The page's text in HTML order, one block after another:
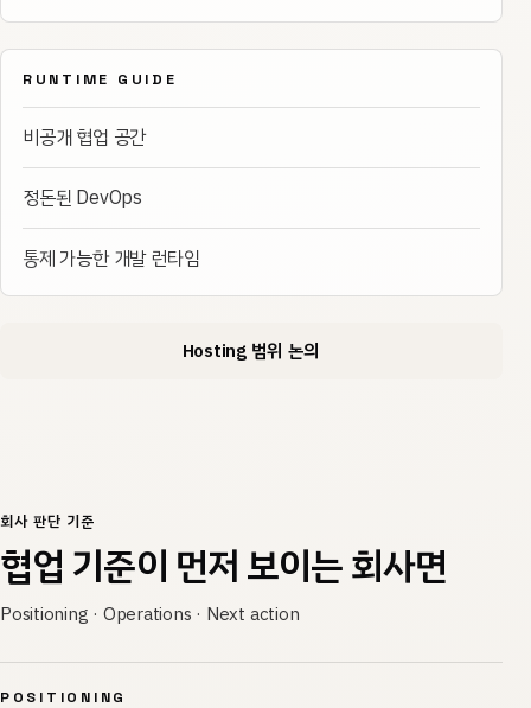
RUNTIME GUIDE
비공개 협업 공간
정돈된 DevOps
통제 가능한 개발 런타임
Hosting 범위 논의
회사 판단 기준
협업 기준이 먼저 보이는 회사면
Positioning · Operations · Next action
POSITIONING